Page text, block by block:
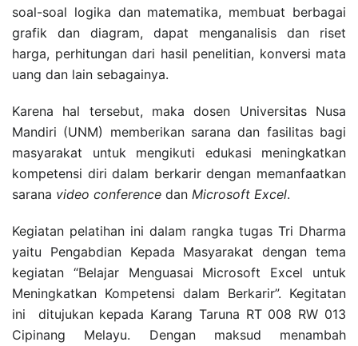
soal-soal logika dan matematika, membuat berbagai
grafik dan diagram, dapat menganalisis dan riset
harga, perhitungan dari hasil penelitian, konversi mata
uang dan lain sebagainya.
Karena hal tersebut, maka dosen Universitas Nusa
Mandiri (UNM) memberikan sarana dan fasilitas bagi
masyarakat untuk mengikuti edukasi meningkatkan
kompetensi diri dalam berkarir dengan memanfaatkan
sarana video conference dan Microsoft Excel.
Kegiatan pelatihan ini dalam rangka tugas Tri Dharma
yaitu Pengabdian Kepada Masyarakat dengan tema
kegiatan “Belajar Menguasai Microsoft Excel untuk
Meningkatkan Kompetensi dalam Berkarir”. Kegitatan
ini ditujukan kepada Karang Taruna RT 008 RW 013
Cipinang Melayu. Dengan maksud menambah